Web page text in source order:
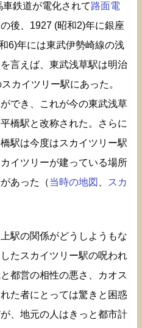
鉄道が電化されて路面電
後、1927 (昭和2)年に銀座
6)年には東武伊勢崎線の浅
言えば、東武浅草駅は明治
スカイツリー駅にあった。
でき、これが今の東武浅草
橋駅と改称された。さらに
駅は今度はスカイツリー駅
イツリーが建っている場所
あった（当時の地図
スカ
駅の関係がどうしようもな
たスカイツリー駅の呪われ
都営の相性の悪さ、カオス
た者にとっては驚きと困惑
、地元の人はきっと都市計